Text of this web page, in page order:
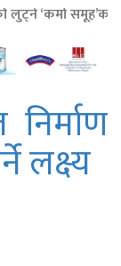
पाँच पक्राउ
लक्ष्य